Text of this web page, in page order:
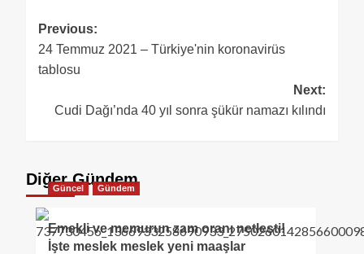
Previous:
24 Temmuz 2021 – Türkiye'nin koronavirüs
tablosu
Next:
Cudi Dağı’nda 40 yıl sonra şükür namazı kılındı
Diğer Gündem
Güncel Gündem
Emekli ve memurun zam oranı netleşti!
İşte meslek meslek yeni maaşlar